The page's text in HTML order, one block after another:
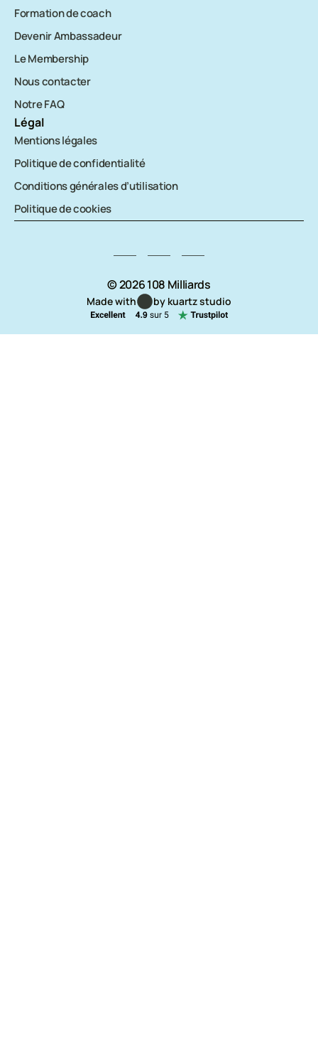
Formation de coach
Devenir Ambassadeur
Le Membership
Nous contacter
Notre FAQ
Légal
Mentions légales
Politique de confidentialité
Conditions générales d’utilisation
Politique de cookies
© 2026 108 Milliards
Made with by kuartz studio